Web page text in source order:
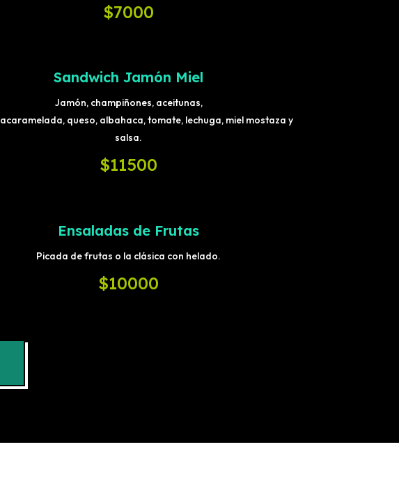
$7000
Sandwich Jamón Miel
Jamón, champiñones, aceitunas,
queso, albahaca, tomate, lechuga, miel mostaza y
salsa.
$11500
Ensaladas de Frutas
Picada de frutas o la clásica con helado.
$10000